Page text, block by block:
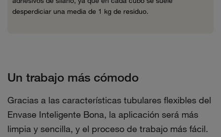
desperdiciar una media de 1 kg de residuo.
Un trabajo más cómodo
Gracias a las características tubulares flexibles del
Envase Inteligente Bona, la aplicación será más
limpia y sencilla, y el proceso de trabajo más fácil.